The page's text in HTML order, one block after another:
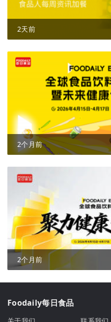
2天前
2个月前
2个月前
Foodaily每日食品